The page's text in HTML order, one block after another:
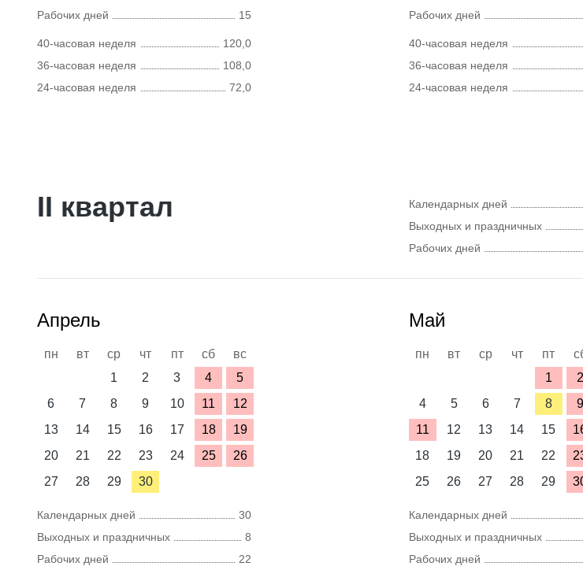
Рабочих дней
15
40-часовая неделя
120,0
36-часовая неделя
108,0
24-часовая неделя
72,0
Рабочих дней
40-часовая неделя
36-часовая неделя
24-часовая неделя
II квартал Календарных дней
Выходных и праздничных
Рабочих дней
Апрель
пн вт ср чт пт сб
вс
1
2 3 4
5
6
7 8 9 10 11
12
13
14 15 16 17 18
19
20
21 22 23 24 25
26
27
28 29 30
Календарных дней
30
Выходных и праздничных
8
Рабочих дней
22
Май
пн вт ср чт пт
1
2
4
5 6 7 8 9
11
12 13 14 15
18
19 20 21 22
25
26 27 28 29
Календарных дней
Выходных и праздничных
Рабочих дней